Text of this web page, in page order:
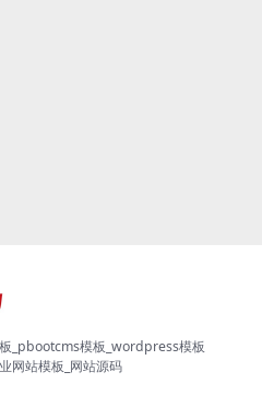
_pbootcms模板_wordpress模板
网站模板_网站源码